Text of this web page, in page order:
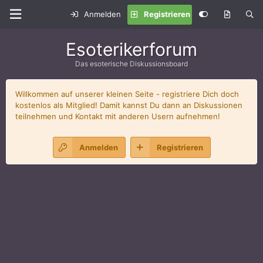
Anmelden Registrieren
Esoterikerforum
Das esoterische Diskussionsboard
Willkommen auf unserer kleinen Seite - registriere Dich doch
kostenlos als Mitglied! Damit kannst Du dann an Diskussionen
teilnehmen und Kontakt mit anderen Usern aufnehmen!
Anmelden Registrieren